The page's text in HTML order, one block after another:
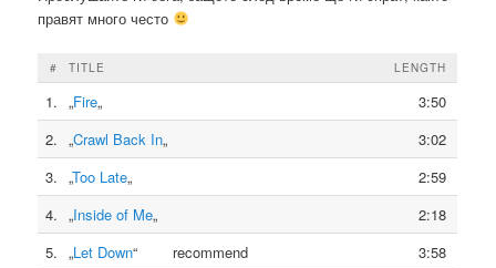
правят много често
# TITLE LENGTH
1. „Fire„
3:50
2. „Crawl Back In„
3:02
3. „Too Late„
2:59
4. „Inside of Me„
2:18
5. „Let Down“ recommend
3:58